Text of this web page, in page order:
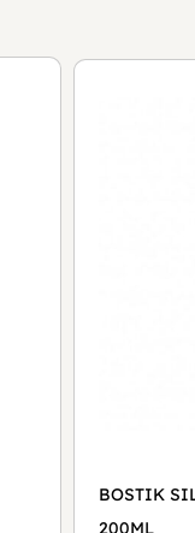
BOSTIK
200ML